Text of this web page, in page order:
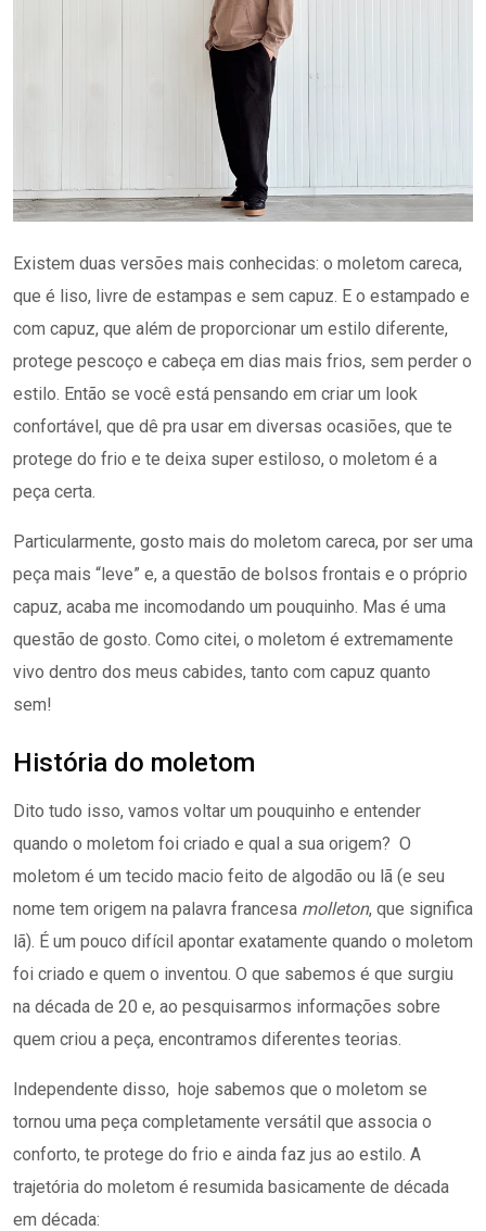
Existem duas versões mais conhecidas: o moletom careca,
que é liso, livre de estampas e sem capuz. E o estampado e
com capuz, que além de proporcionar um estilo diferente,
protege pescoço e cabeça em dias mais frios, sem perder o
estilo. Então se você está pensando em criar um look
confortável, que dê pra usar em diversas ocasiões, que te
protege do frio e te deixa super estiloso, o moletom é a
peça certa.
Particularmente, gosto mais do moletom careca, por ser uma
peça mais “leve” e, a questão de bolsos frontais e o próprio
capuz, acaba me incomodando um pouquinho. Mas é uma
questão de gosto. Como citei, o moletom é extremamente
vivo dentro dos meus cabides, tanto com capuz quanto
sem!
História do moletom
Dito tudo isso, vamos voltar um pouquinho e entender
quando o moletom foi criado e qual a sua origem? O
moletom é um tecido macio feito de algodão ou lã (e seu
nome tem origem na palavra francesa molleton, que significa
lã). É um pouco difícil apontar exatamente quando o moletom
foi criado e quem o inventou. O que sabemos é que surgiu
na década de 20 e, ao pesquisarmos informações sobre
quem criou a peça, encontramos diferentes teorias.
Independente disso, hoje sabemos que o moletom se
tornou uma peça completamente versátil que associa o
conforto, te protege do frio e ainda faz jus ao estilo. A
trajetória do moletom é resumida basicamente de década
em década: